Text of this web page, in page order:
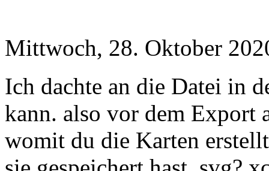
Mittwoch, 28. Oktober
Ich dachte an die Datei in
kann. also vor dem Export
womit du die Karten